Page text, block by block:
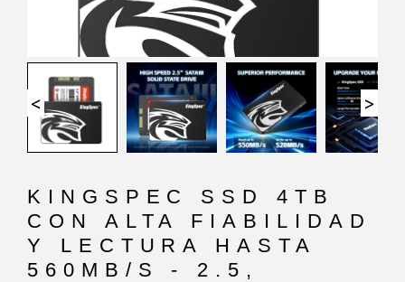
< >
KINGSPEC SSD 4TB
CON ALTA FIABILIDAD
Y LECTURA HASTA
560MB/S - 2.5,